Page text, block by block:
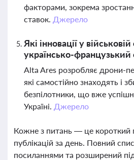
факторами, зокрема
ставок. Джерело
Які інновації у
українсько-французький
Alta Ares розробляє дрони-
які самостійно знаходять і
безпілотники, що вже
Україні. Джерело
Кожне з питань — це короткий
публікацій за день. Повний
посиланнями та розширений